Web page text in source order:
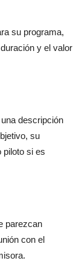
su programa,
y el valor
descripción
su
piloto si es
parezcan
con el